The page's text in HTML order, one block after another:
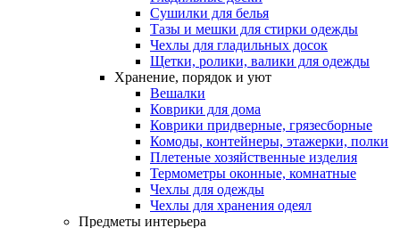
Сушилки для белья
Тазы и мешки для стирки одежды
Чехлы для гладильных досок
Щетки, ролики, валики для одежды
Хранение, порядок и уют
Вешалки
Коврики для дома
Коврики придверные, грязесборные
Комоды, контейнеры, этажерки, полки
Плетеные хозяйственные изделия
Термометры оконные, комнатные
Чехлы для одежды
Чехлы для хранения одеял
Предметы интерьера